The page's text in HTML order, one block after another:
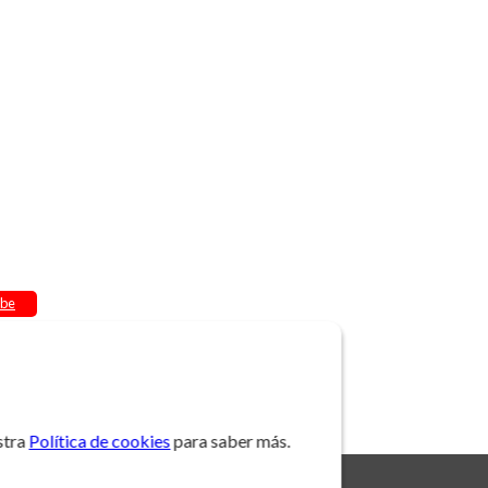
Política de cookiespara saber más.